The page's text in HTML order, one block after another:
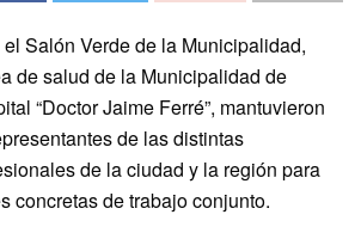
Salón Verde de la Municipalidad,
de salud de la Municipalidad de
“Doctor Jaime Ferré”, mantuvieron
de las distintas
de la ciudad y la región para
concretas de trabajo conjunto.